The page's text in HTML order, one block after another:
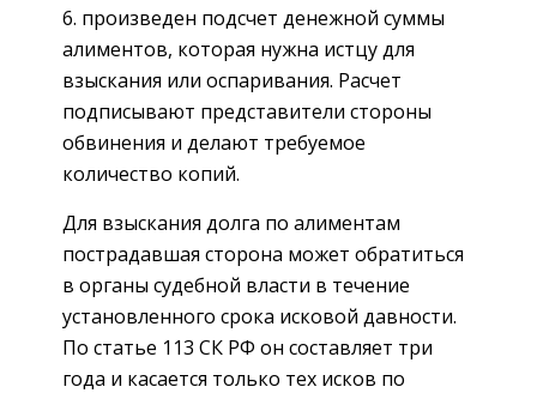
произведен подсчет денежной суммы
алиментов, которая нужна истцу для
взыскания или оспаривания. Расчет
подписывают представители стороны
обвинения и делают требуемое
количество копий.
Для взыскания долга по алиментам
пострадавшая сторона может обратиться
в органы судебной власти в течение
установленного срока исковой давности.
По статье 113 СК РФ он составляет три
года и касается только тех исков по